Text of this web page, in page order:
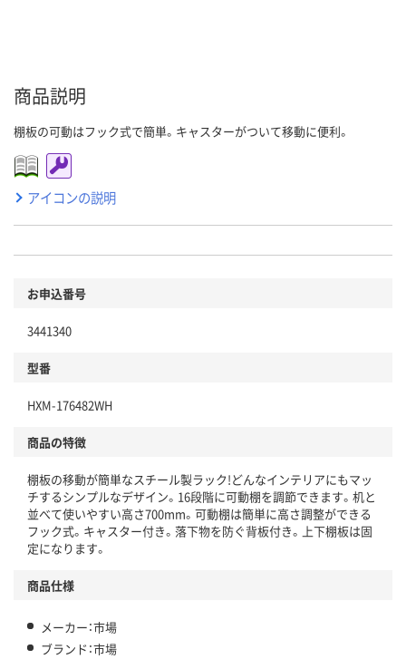
商品説明
棚板の可動はフック式で簡単。キャスターがついて移動に便利。
アイコンの説明
お申込番号
3441340
型番
HXM-176482WH
商品の特徴
棚板の移動が簡単なスチール製ラック!どんなインテリアにもマッ
チするシンプルなデザイン。16段階に可動棚を調節できます。机と
並べて使いやすい高さ700mm。可動棚は簡単に高さ調整ができる
フック式。キャスター付き。落下物を防ぐ背板付き。上下棚板は固
定になります。
商品仕様
メーカー：市場
ブランド：市場